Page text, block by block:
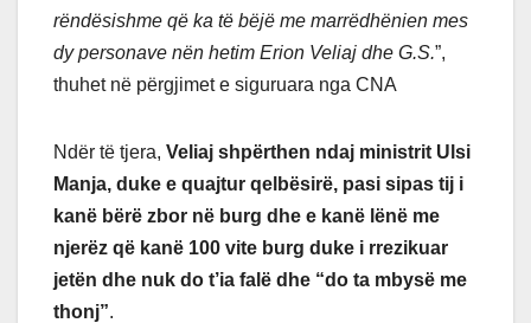
rëndësishme që ka të bëjë me marrëdhënien mes
dy personave nën hetim Erion Veliaj dhe G.S.”,
thuhet në përgjimet e siguruara nga CNA
Ndër të tjera, Veliaj shpërthen ndaj ministrit Ulsi
Manja, duke e quajtur qelbësirë, pasi sipas tij i
kanë bërë zbor në burg dhe e kanë lënë me
njerëz që kanë 100 vite burg duke i rrezikuar
jetën dhe nuk do t’ia falë dhe “do ta mbysë me
thonj”.